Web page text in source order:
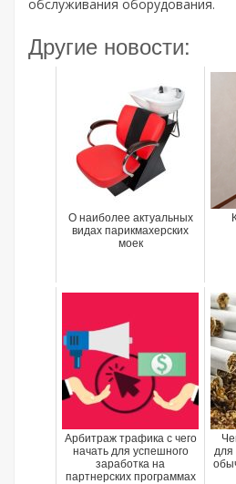
обслуживания оборудования.
Другие новости:
О наиболее актуальных
видах парикмахерских
моек
Арбитраж трафика с чего
начать для успешного
заработка на
партнерских программах
для